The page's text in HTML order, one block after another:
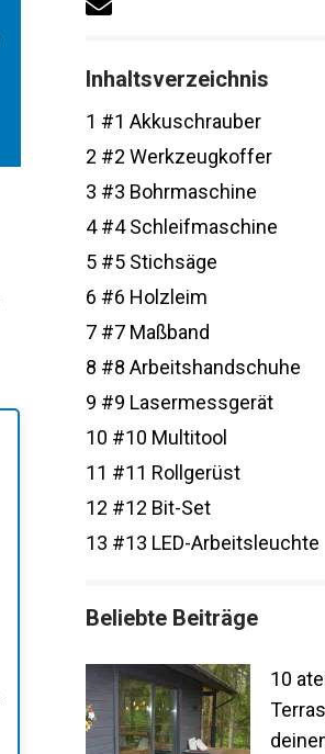
Inhaltsverzeichnis
1 #1 Akkuschrauber
2 #2 Werkzeugkoffer
3 #3 Bohrmaschine
4#4 Schleifmaschine
5 #5 Stichsäge
6 #6 Holzleim
7 #7 Maßband
8 #8 Arbeitshandschuhe
9 #9 Lasermessgerät
10 #10 Multitool
11 #11 Rollgerüst
12 #12 Bit-Set
13 #13 LED-Arbeitsleuchte
Beliebte Beiträge
10